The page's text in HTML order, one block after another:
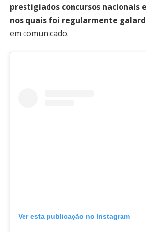
prestigiados concursos nacionais
nos quais foi regularmente
em comunicado.
Ver esta publicação no Instagram